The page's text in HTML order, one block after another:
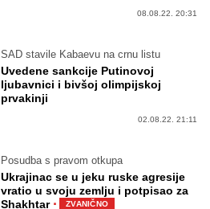
08.08.22. 20:31
SAD stavile Kabaevu na crnu listu
Uvedene sankcije Putinovoj
ljubavnici i bivšoj olimpijskoj
prvakinji
02.08.22. 21:11
Posudba s pravom otkupa
Ukrajinac se u jeku ruske agresije
vratio u svoju zemlju i potpisao za
Shakhtar · ZVANIČNO